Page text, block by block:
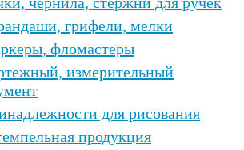
грифели, мелки
фломастеры
измерительный
для рисования
продукция